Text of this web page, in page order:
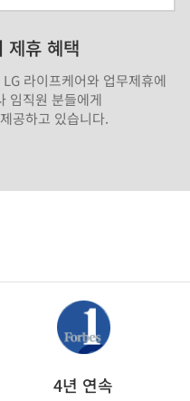
제휴 혜택
라이프케어와 업무제휴에
임직원 분들에게
공하고 있습니다.
4년 연속